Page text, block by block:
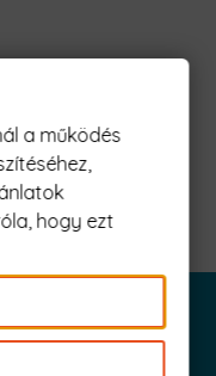
a működés
hogy ezt